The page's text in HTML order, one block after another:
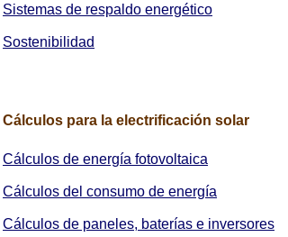
Sistemas de respaldo energético
Sostenibilidad
Cálculos de energía fotovoltaica
Cálculos del consumo de energía
Cálculos de paneles, baterías e inversores
Cálculos para la electrificación solar